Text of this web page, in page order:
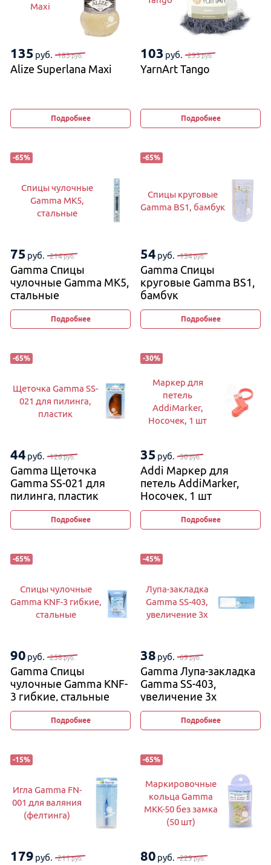
Maxi
135 руб. 183руб.
Alize Superlana Maxi
Подробнее
103 руб. 293руб.
YarnArt Tango
Подробнее
-65%
Спицы чулочные
Gamma MK5,
стальные
75 руб. 214руб.
Gamma Спицы
чулочные Gamma MK5,
стальные
Подробнее
-65%
Спицы круговые
Gamma BS1, бамбук
54 руб. 154руб.
Gamma Спицы
круговые Gamma BS1,
бамбук
Подробнее
-65%
Щеточка Gamma SS-
021 для пилинга,
пластик
44 руб. 126руб.
Gamma Щеточка
Gamma SS-021 для
пилинга, пластик
Подробнее
-30%
Маркер для
петель
AddiMarker,
Носочек, 1 шт
35 руб. 50руб.
Addi Маркер для
петель AddiMarker,
Носочек, 1 шт
Подробнее
-65%
Спицы чулочные
Gamma KNF-3 гибкие,
стальные
90 руб. 258руб.
Gamma Спицы
чулочные Gamma KNF-
3 гибкие, стальные
Подробнее
-45%
Лупа-закладка
Gamma SS-403,
увеличение 3х
38 руб. 69руб.
Gamma Лупа-закладка
Gamma SS-403,
увеличение 3х
Подробнее
-15%
Игла Gamma FN-
001 для валяния
(фелтинга)
179 руб. 211руб.
-65%
Маркировочные
кольца Gamma
MKK-50 без замка
(50 шт)
80 руб. 229руб.